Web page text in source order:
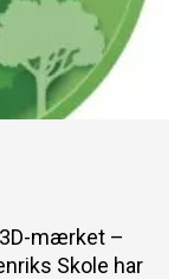
mærket –
Skole har